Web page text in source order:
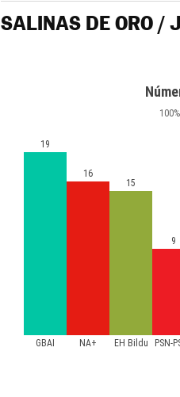
SALINAS DE ORO /
100%
GBAI NA+ EH Bildu PSN-
19
16
15
9